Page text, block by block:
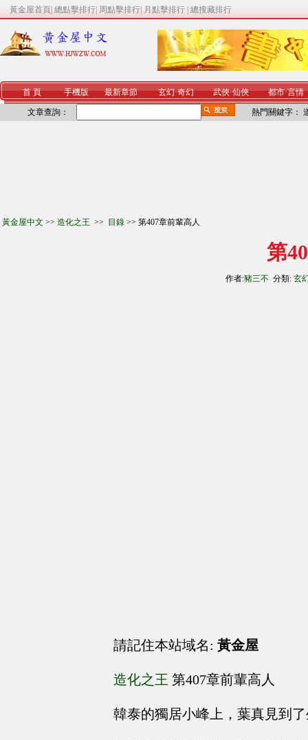
黃金屋首頁 總點擊排行 周點擊排行 月點擊排行 總搜藏排行
首 頁 手機版 最新章節 玄幻·奇幻 武俠·仙俠 都市·言情
文章查詢： 熱門關鍵字：
黃金屋中文 >> 造化之王 >> 目錄 >> 第407章前輩高人
第
作者:豬三不 分類: 玄
請記住本站域名: 黃金屋
造化之王 第407章前輩高人
韓泰的獨居小峰上，葉真見到